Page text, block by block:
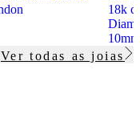
Ver todas as joias